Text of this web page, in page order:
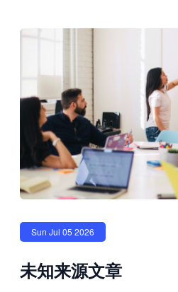
Sun Jul 05 2026
未知来源文章